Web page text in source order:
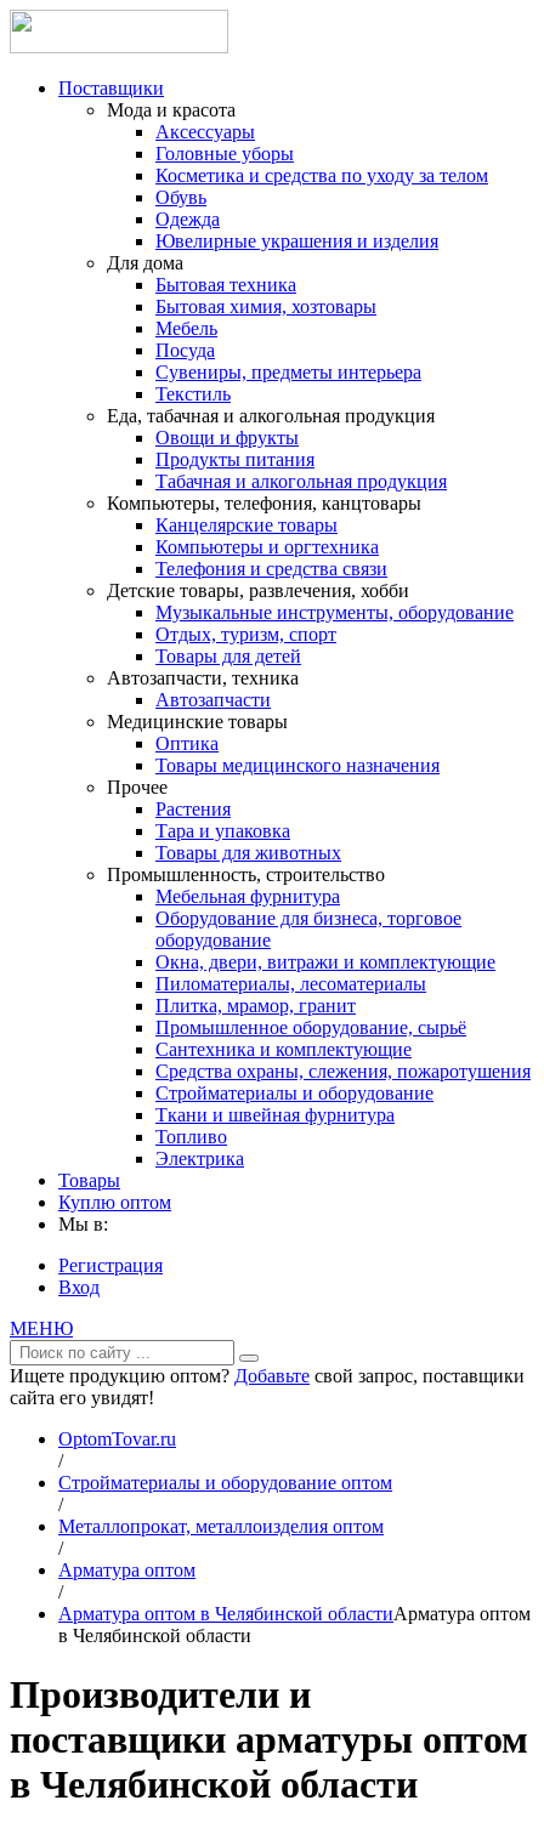
Поставщики
Мода и красота
Аксессуары
Головные уборы
Косметика и средства по уходу за телом
Обувь
Одежда
Ювелирные украшения и изделия
Для дома
Бытовая техника
Бытовая химия, хозтовары
Мебель
Посуда
Сувениры, предметы интерьера
Текстиль
Еда, табачная и алкогольная продукция
Овощи и фрукты
Продукты питания
Табачная и алкогольная продукция
Компьютеры, телефония, канцтовары
Канцелярские товары
Компьютеры и оргтехника
Телефония и средства связи
Детские товары, развлечения, хобби
Музыкальные инструменты, оборудование
Отдых, туризм, спорт
Товары для детей
Автозапчасти, техника
Автозапчасти
Медицинские товары
Оптика
Товары медицинского назначения
Прочее
Растения
Тара и упаковка
Товары для животных
Промышленность, строительство
Мебельная фурнитура
Оборудование для бизнеса, торговое
оборудование
Окна, двери, витражи и комплектующие
Пиломатериалы, лесоматериалы
Плитка, мрамор, гранит
Промышленное оборудование, сырьё
Сантехника и комплектующие
Средства охраны, слежения, пожаротушения
Стройматериалы и оборудование
Ткани и швейная фурнитура
Топливо
Электрика
Товары
Куплю оптом
Мы в:
Регистрация
Вход
МЕНЮ
Ищете продукцию оптом? Добавьте свой запрос, поставщики
сайта его увидят!
OptomTovar.ru
/
Стройматериалы и оборудование оптом
/
Металлопрокат, металлоизделия оптом
/
Арматура оптом
/
Арматура оптом в Челябинской областиАрматура оптом
в Челябинской области
Производители и
поставщики арматуры оптом
в Челябинской области